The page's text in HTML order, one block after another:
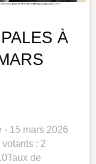
À
- 15 mars 2026
: 2
de